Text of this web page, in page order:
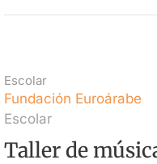
Escolar
Fundación Euroárabe
Escolar
Taller de